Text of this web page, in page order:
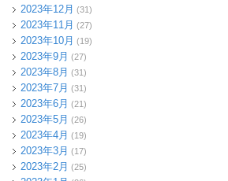
2023年12月 (31)
2023年11月 (27)
2023年10月 (19)
2023年9月 (27)
2023年8月 (31)
2023年7月 (31)
2023年6月 (21)
2023年5月 (26)
2023年4月 (19)
2023年3月 (17)
2023年2月 (25)